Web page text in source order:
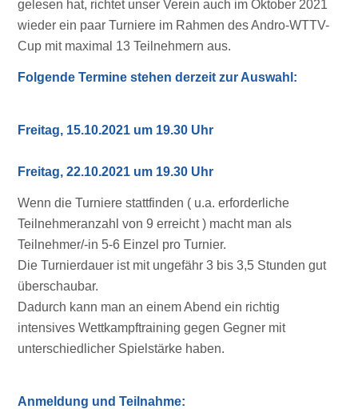
gelesen hat, richtet unser Verein auch im Oktober 2021
wieder ein paar Turniere im Rahmen des Andro-WTTV-
Cup mit maximal 13 Teilnehmern aus.
Folgende Termine stehen derzeit zur Auswahl:
Freitag, 15.10.2021 um 19.30 Uhr
Freitag, 22.10.2021 um 19.30 Uhr
Wenn die Turniere stattfinden ( u.a. erforderliche
Teilnehmeranzahl von 9 erreicht ) macht man als
Teilnehmer/-in 5-6 Einzel pro Turnier.
Die Turnierdauer ist mit ungefähr 3 bis 3,5 Stunden gut
überschaubar.
Dadurch kann man an einem Abend ein richtig
intensives Wettkampftraining gegen Gegner mit
unterschiedlicher Spielstärke haben.
Anmeldung und Teilnahme: